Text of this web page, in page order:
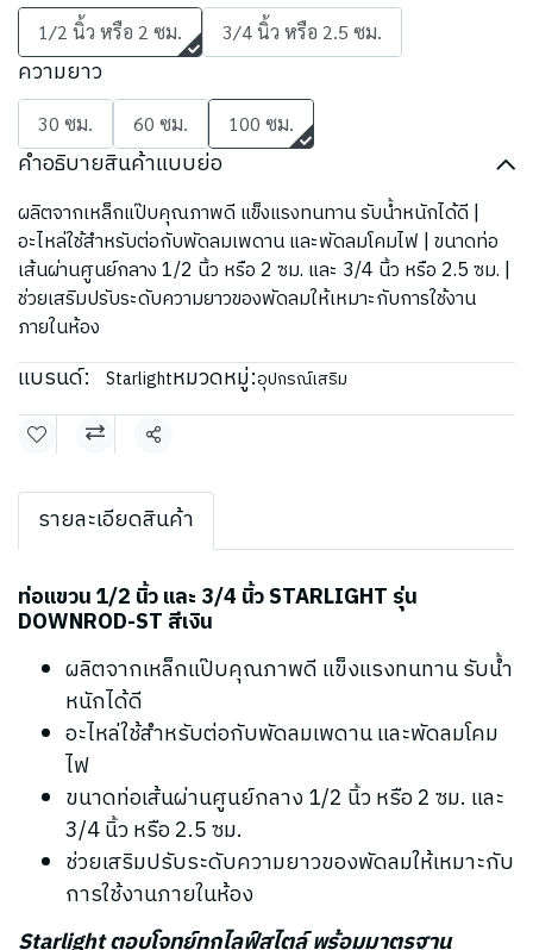
1/2 นิ้ว หรือ 2 ซม. 3/4 นิ้ว หรือ 2.5 ซม.
ความยาว
30 ซม. 60 ซม. 100 ซม.
คำอธิบายสินค้าแบบย่อ
ผลิตจากเหล็กแป๊บคุณภาพดี แข็งแรงทนทาน รับน้ำหนักได้ดี |
อะไหล่ใช้สำหรับต่อกับพัดลมเพดาน และพัดลมโคมไฟ | ขนาดท่อ
เส้นผ่านศูนย์กลาง 1/2 นิ้ว หรือ 2 ซม. และ 3/4 นิ้ว หรือ 2.5 ซม. |
ช่วยเสริมปรับระดับความยาวของพัดลมให้เหมาะกับการใช้งาน
ภายในห้อง
แบรนด์: Starlightหมวดหมู่:อุปกรณ์เสริม
แชร์
รายละเอียดสินค้า
ท่อแขวน 1/2 นิ้ว และ 3/4 นิ้ว STARLIGHT รุ่น
DOWNROD-ST สีเงิน
ผลิตจากเหล็กแป๊บคุณภาพดี แข็งแรงทนทาน รับน้ำ
หนักได้ดี
อะไหล่ใช้สำหรับต่อกับพัดลมเพดาน และพัดลมโคม
ไฟ
ขนาดท่อเส้นผ่านศูนย์กลาง 1/2 นิ้ว หรือ 2 ซม. และ
3/4 นิ้ว หรือ 2.5 ซม.
ช่วยเสริมปรับระดับความยาวของพัดลมให้เหมาะกับ
การใช้งานภายในห้อง
Starlight ตอบโจทย์ทุกไลฟ์สไตล์ พร้อมมาตรฐาน